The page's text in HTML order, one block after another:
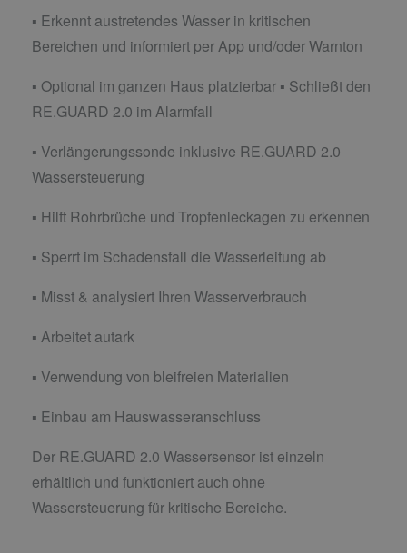
▪ Erkennt austretendes Wasser in kritischen
Bereichen und informiert per App und/oder Warnton
▪ Optional im ganzen Haus platzierbar ▪ Schließt den
RE.GUARD 2.0 im Alarmfall
▪ Verlängerungssonde inklusive RE.GUARD 2.0
Wassersteuerung
▪ Hilft Rohrbrüche und Tropfenleckagen zu erkennen
▪ Sperrt im Schadensfall die Wasserleitung ab
▪ Misst & analysiert Ihren Wasserverbrauch
▪ Arbeitet autark
▪ Verwendung von bleifreien Materialien
▪ Einbau am Hauswasseranschluss
Der RE.GUARD 2.0 Wassersensor ist einzeln
erhältlich und funktioniert auch ohne
Wassersteuerung für kritische Bereiche.